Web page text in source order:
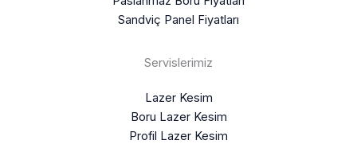
Sandviç Panel Fiyatları
Servislerimiz
Lazer Kesim
Boru Lazer Kesim
Profil Lazer Kesim